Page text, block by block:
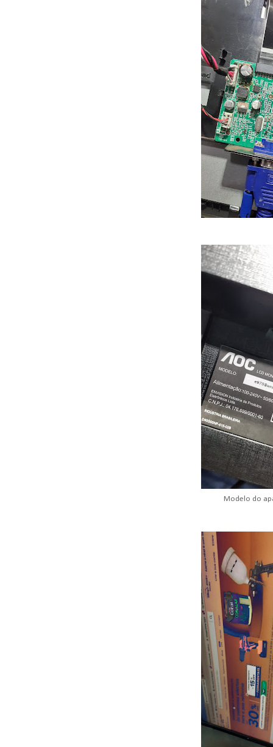
Modelo do